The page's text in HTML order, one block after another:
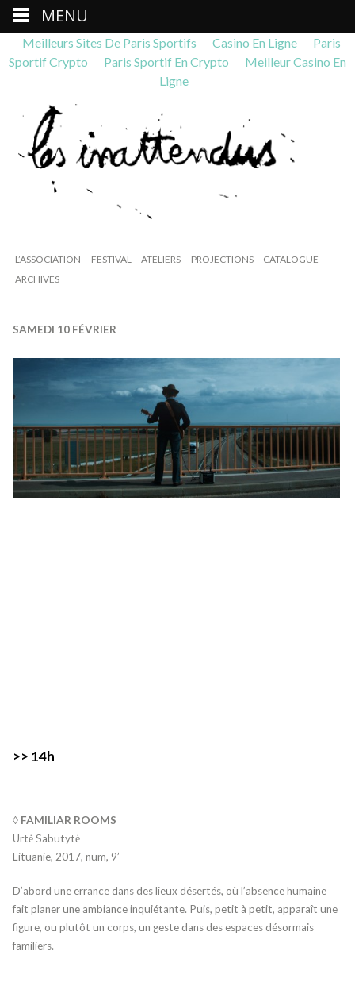
Meilleurs Sites De Paris Sportifs Casino En Ligne
Paris
Sportif Crypto
Paris Sportif En Crypto
Meilleur Casino En
Ligne
L’ASSOCIATION FESTIVAL ATELIERS PROJECTIONS
CATALOGUE
ARCHIVES
SAMEDI 10 FÉVRIER
>> 14h
◊ FAMILIAR ROOMS
Urtė Sabutytė
Lituanie, 2017, num, 9’
D’abord une errance dans des lieux désertés, où l’absence humaine
fait planer une ambiance inquiétante. Puis, petit à petit, apparaît une
figure, ou plutôt un corps, un geste dans des espaces désormais
familiers.
MENU